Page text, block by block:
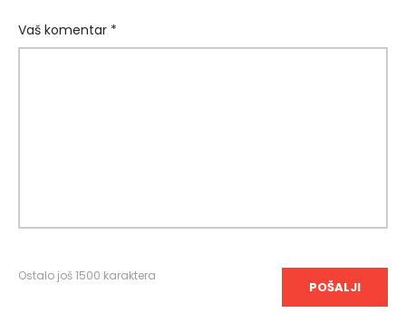
Vaš komentar *
Ostalo još1500 karaktera
POŠALJI